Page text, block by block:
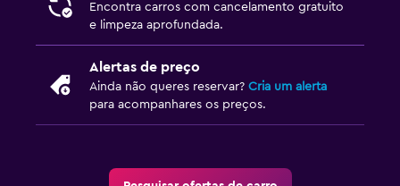
Encontra carros com cancelamento gratuito
e limpeza aprofundada.
Alertas de preço
Ainda não queres reservar? Cria um alerta
para acompanhares os preços.